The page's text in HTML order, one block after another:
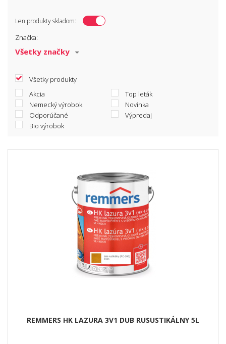
Len produkty skladom:
Značka:
Všetky produkty
Akcia
Top leták
Nemecký výrobok
Novinka
Odporúčané
Výpredaj
Bio výrobok
REMMERS HK LAZURA 3V1 DUB RUSUSTIKÁLNY 5L